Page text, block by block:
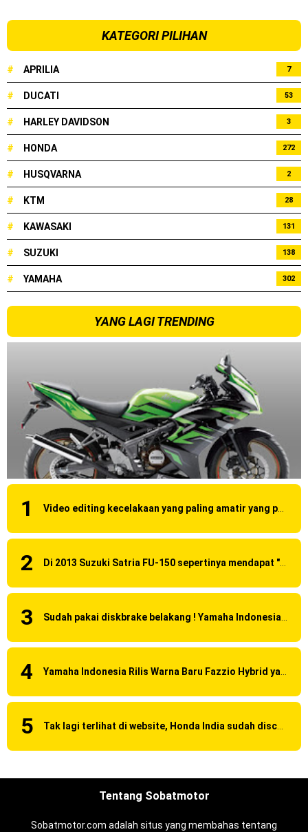
KATEGORI PILIHAN
# APRILIA 7
# DUCATI 53
# HARLEY DAVIDSON 3
# HONDA 272
# HUSQVARNA 2
# KTM 28
# KAWASAKI 131
# SUZUKI 138
# YAMAHA 302
YANG LAGI TRENDING
Tentang Sobatmotor
Sobatmotor.com adalah situs yang membahas tentang